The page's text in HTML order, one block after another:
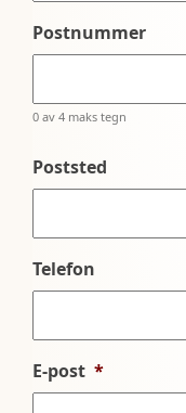
Postnummer
0 av 4 maks tegn
Poststed
Telefon
E-post *